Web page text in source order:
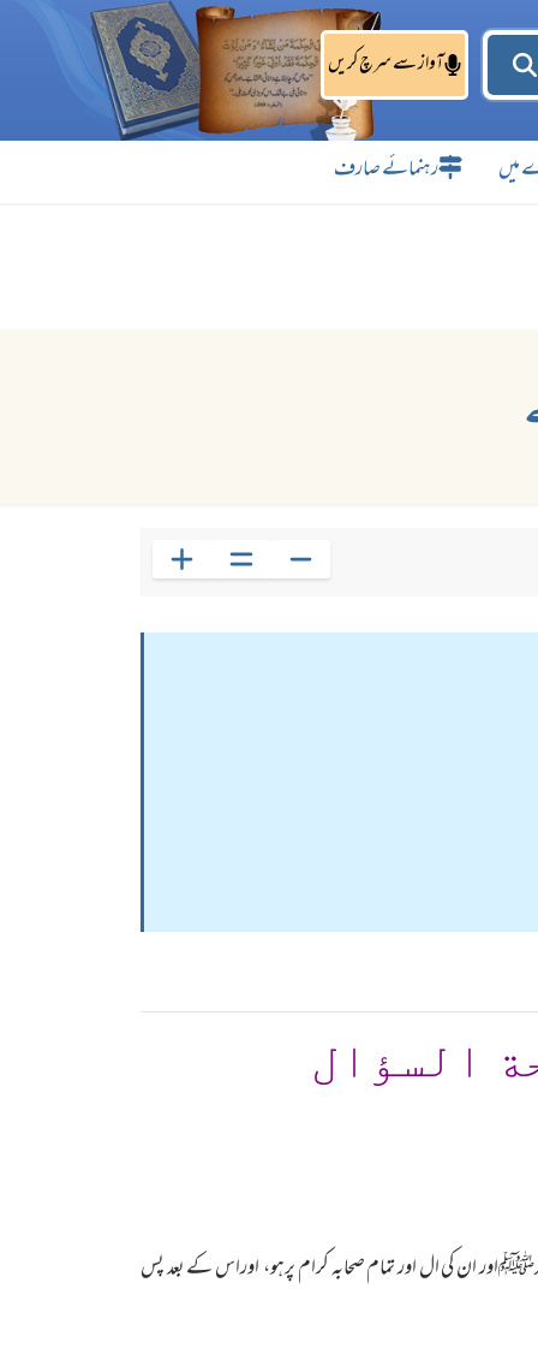
آواز سے سرچ کریں
میں رہنمائے صارف
السؤال
ان کی ال اور تمام صحابہ کرام پرہو، اوراس کے بعد پس